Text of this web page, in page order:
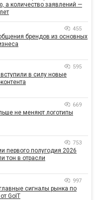
а количество заявлений —
455
брендов из основных
595
в силу новые
669
не меняют логотипы
753
первого полугодия 2026
тон в отрасли
997
сигналы рынка по
GoIT